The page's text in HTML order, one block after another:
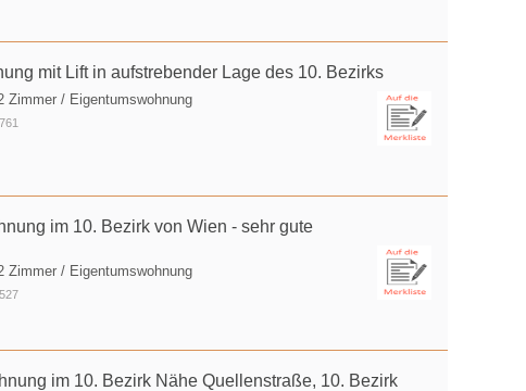
mit Lift in aufstrebender Lage des 10. Bezirks
Zimmer / Eigentumswohnung
im 10. Bezirk von Wien - sehr gute
Zimmer / Eigentumswohnung
im 10. Bezirk Nähe Quellenstraße, 10. Bezirk